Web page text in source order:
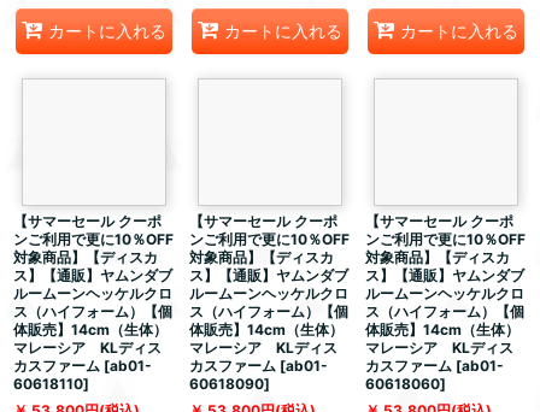
カートに入れる カートに入れる カートに入れる
【サマーセール クーポ
ンご利用で更に10％OFF
対象商品】【ディスカ
ス】【通販】ヤムンダブ
ルームーンヘッケルクロ
ス（ハイフォーム）【個
体販売】14cm（生体）
マレーシア KLディス
カスファーム [ab01-
60618110]
【サマーセール クーポ
ンご利用で更に10％OFF
対象商品】【ディスカ
ス】【通販】ヤムンダブ
ルームーンヘッケルクロ
ス（ハイフォーム）【個
体販売】14cm（生体）
マレーシア KLディス
カスファーム [ab01-
60618090]
【サマーセール クーポ
ンご利用で更に10％OFF
対象商品】【ディスカ
ス】【通販】ヤムンダブ
ルームーンヘッケルクロ
ス（ハイフォーム）【個
体販売】14cm（生体）
マレーシア KLディス
カスファーム [ab01-
60618060]